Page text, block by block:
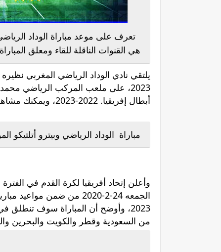
تعرف على موعد مباراة الوداد
هي القنوات الناقلة للقاء ومعلق
2023، على ملعب المركب الرياضي
أبطال إفريقيا. 2022-2023، ويمكنك مشاهدة مباريات اليوم بث مباشرعلى موقعكم كورة فورنيوز.
مباراة الوداد الرياضي وبيترو أتلتيكو
وأعلن إتحاد أفريقيا لكرة القدم في
من السعودية وقطر والكويت والبحرين